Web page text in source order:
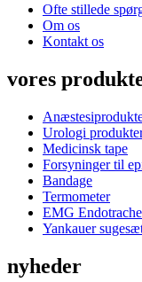
Ofte stillede
Om os
Kontakt os
vores
Urologi
Medicinsk tape
Forsyninger til
Bandage
Termometer
EMG
Yankauer
nyheder